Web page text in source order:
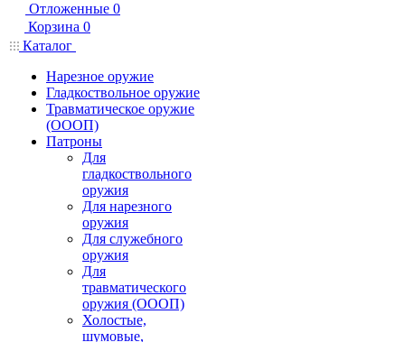
Отложенные 0
Корзина 0
Каталог
Нарезное оружие
Гладкоствольное оружие
Травматическое оружие
(ОООП)
Патроны
Для
гладкоствольного
оружия
Для нарезного
оружия
Для служебного
оружия
Для
травматического
оружия (ОООП)
Холостые,
шумовые,